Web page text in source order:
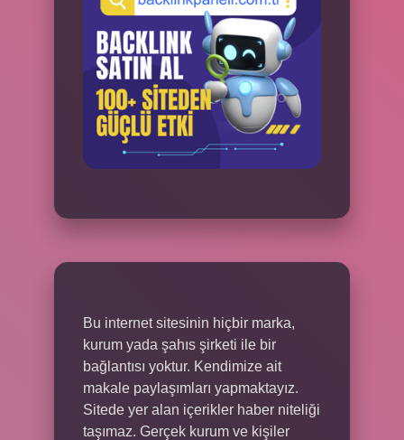
Bu internet sitesinin hiçbir marka,
kurum yada şahıs şirketi ile bir
bağlantısı yoktur. Kendimize ait
makale paylaşımları yapmaktayız.
Sitede yer alan içerikler haber niteliği
taşımaz. Gerçek kurum ve kişiler